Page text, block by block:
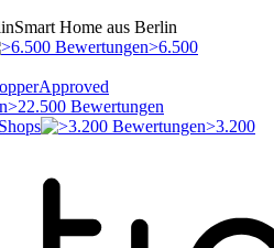
Smart Home aus Berlin
>6.500
>22.500 Bewertungen
>3.200